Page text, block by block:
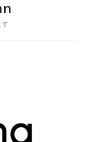
す